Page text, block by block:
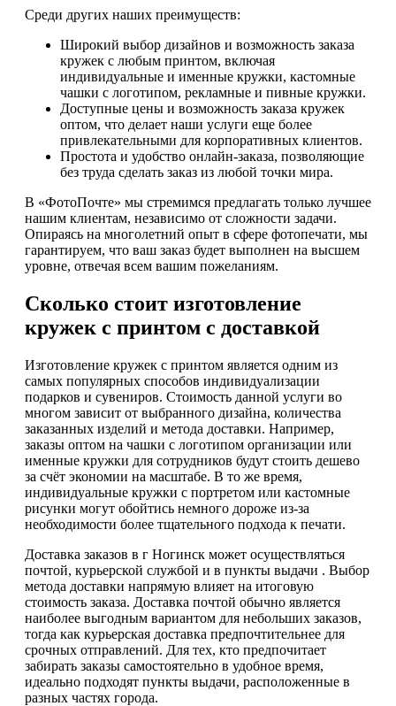
Среди других наших преимуществ:
Широкий выбор дизайнов и возможность заказа
кружек с любым принтом, включая
индивидуальные и именные кружки, кастомные
чашки с логотипом, рекламные и пивные кружки.
Доступные цены и возможность заказа кружек
оптом, что делает наши услуги еще более
привлекательными для корпоративных клиентов.
Простота и удобство онлайн-заказа, позволяющие
без труда сделать заказ из любой точки мира.
В «ФотоПочте» мы стремимся предлагать только лучшее
нашим клиентам, независимо от сложности задачи.
Опираясь на многолетний опыт в сфере фотопечати, мы
гарантируем, что ваш заказ будет выполнен на высшем
уровне, отвечая всем вашим пожеланиям.
Сколько стоит изготовление
кружек с принтом с доставкой
Изготовление кружек с принтом является одним из
самых популярных способов индивидуализации
подарков и сувениров. Стоимость данной услуги во
многом зависит от выбранного дизайна, количества
заказанных изделий и метода доставки. Например,
заказы оптом на чашки с логотипом организации или
именные кружки для сотрудников будут стоить дешево
за счёт экономии на масштабе. В то же время,
индивидуальные кружки с портретом или кастомные
рисунки могут обойтись немного дороже из-за
необходимости более тщательного подхода к печати.
Доставка заказов в г Ногинск может осуществляться
почтой, курьерской службой и в пункты выдачи . Выбор
метода доставки напрямую влияет на итоговую
стоимость заказа. Доставка почтой обычно является
наиболее выгодным вариантом для небольших заказов,
тогда как курьерская доставка предпочтительнее для
срочных отправлений. Для тех, кто предпочитает
забирать заказы самостоятельно в удобное время,
идеально подходят пункты выдачи, расположенные в
разных частях города.